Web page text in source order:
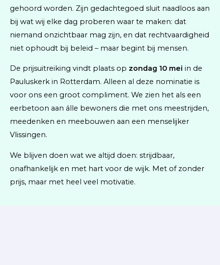
gehoord worden. Zijn gedachtegoed sluit naadloos aan
bij wat wij elke dag proberen waar te maken: dat
niemand onzichtbaar mag zijn, en dat rechtvaardigheid
niet ophoudt bij beleid – maar begint bij mensen.
De prijsuitreiking vindt plaats op zondag 10 mei in de
Pauluskerk in Rotterdam. Alleen al deze nominatie is
voor ons een groot compliment. We zien het als een
eerbetoon aan álle bewoners die met ons meestrijden,
meedenken en meebouwen aan een menselijker
Vlissingen.
We blijven doen wat we altijd doen: strijdbaar,
onafhankelijk en met hart voor de wijk. Met of zonder
prijs, maar met heel veel motivatie.